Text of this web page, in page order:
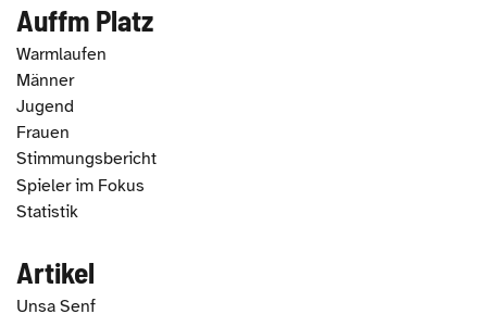
Auffm Platz
Warmlaufen
Männer
Jugend
Frauen
Stimmungsbericht
Spieler im Fokus
Statistik
Artikel
Unsa Senf